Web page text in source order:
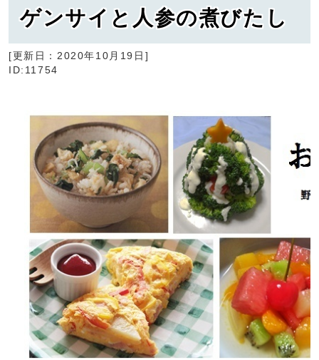
ゲンサイと人参の煮びたし
[更新日： 2020年10月19日 ]
ID:11754